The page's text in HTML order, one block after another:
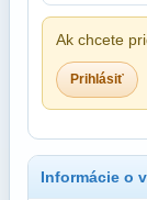
Ak chcete
Prihlásiť
Informácie o